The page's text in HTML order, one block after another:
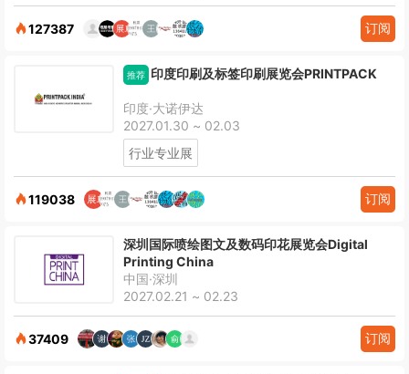
127387 订阅
推荐 印度印刷及标签印刷展览会PRINTPACK
印度·大诺伊达
2027.01.30 ~ 02.03
行业专业展
119038 订阅
深圳国际喷绘图文及数码印花展览会Digital
Printing China
中国·深圳
2027.02.21 ~ 02.23
37409 订阅